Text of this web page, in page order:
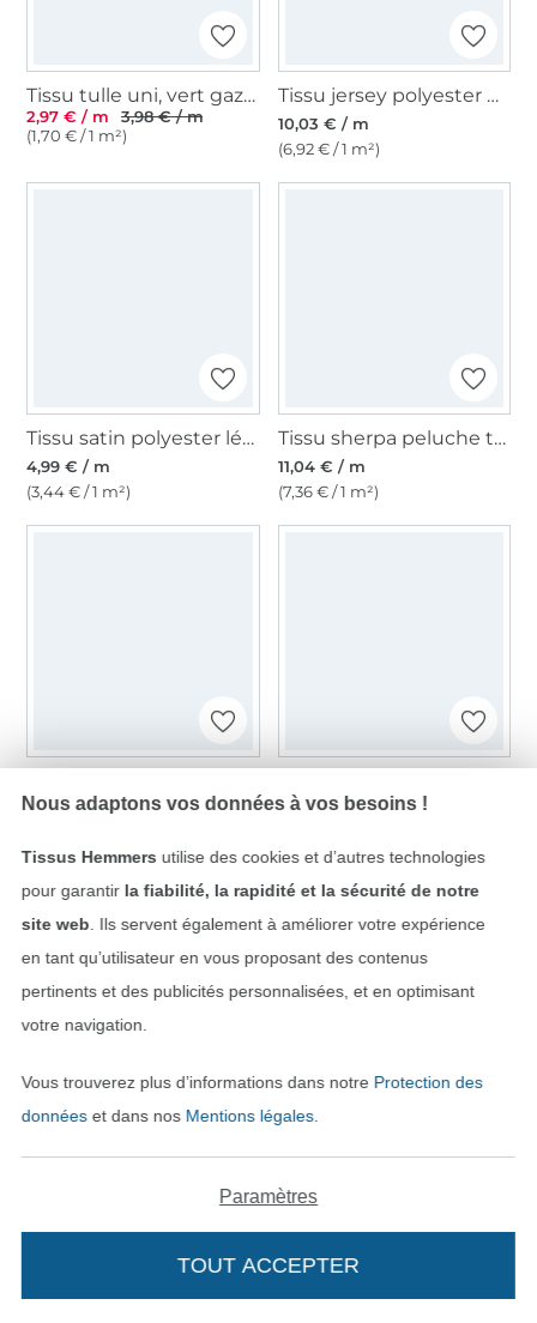
Tissu tulle uni, vert gazon
2,97 € / m
3,98 € / m
(1,70 € / 1 m²)
Tissu jersey polyester Bulles Color Bubbles, noir
10,03 € / m
(6,92 € / 1 m²)
Tissu satin polyester léger uni, vert foncé
4,99 € / m
(3,44 € / 1 m²)
Tissu sherpa peluche teddy, écru
11,04 € / m
(7,36 € / 1 m²)
14,07 € / m
13,06 € / m
Bientôt disponible
Tissu lamé jersey stretch peau de serpent, couleur or
Nous adaptons vos données à vos besoins !
Tissus Hemmers utilise des cookies et d’autres technologies
pour garantir la fiabilité, la rapidité et la sécurité de notre
site web . Ils servent également à améliorer votre expérience
en tant qu’utilisateur en vous proposant des contenus
pertinents et des publicités personnalisées, et en optimisant
votre navigation.
Vous trouverez plus d’informations dans notre Protection des
donnéeset dans nos Mentions légales.
Paramètres
TOUT ACCEPTER